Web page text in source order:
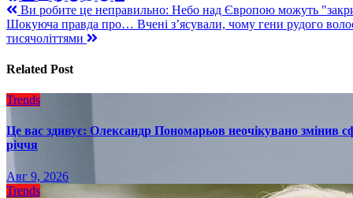
Навигация
по
Ви робите це неправильно: Небо над Європою можуть
Шокуюча правда про… Вчені з’ясували, чому гени рудого
тисячоліттями
Related Post
Trends
Це вас здивує: Олександр Пономарьов неочікувано змінив
річчя
Авг 9, 2026
Trends